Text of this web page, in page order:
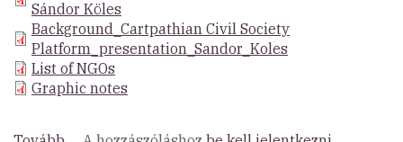
Sándor Köles
Background_Cartpathian Civil Society
Platform_presentation_Sandor_Koles
List of NGOs
Graphic notes